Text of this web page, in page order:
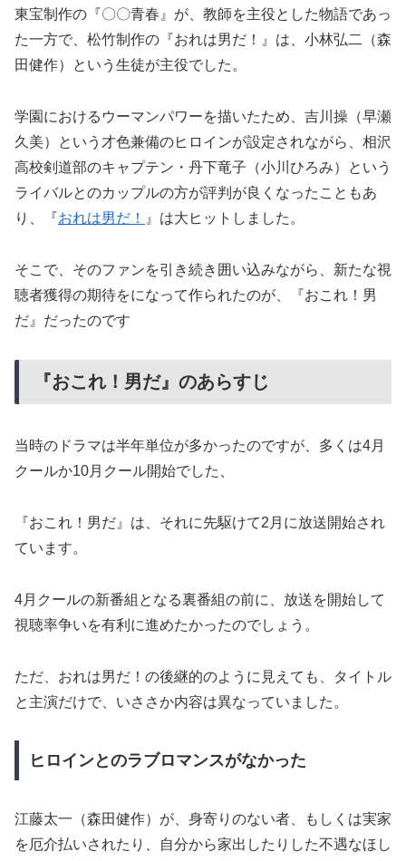
東宝制作の『〇〇青春』が、教師を主役とした物語であっ
た一方で、松竹制作の『おれは男だ！』は、小林弘二（森
田健作）という生徒が主役でした。
学園におけるウーマンパワーを描いたため、吉川操（早瀬
久美）という才色兼備のヒロインが設定されながら、相沢
高校剣道部のキャプテン・丹下竜子（小川ひろみ）という
ライバルとのカップルの方が評判が良くなったこともあ
り、『おれは男だ！ 』は大ヒットしました。
そこで、そのファンを引き続き囲い込みながら、新たな視
聴者獲得の期待をになって作られたのが、『おこれ！男
だ』だったのです
『おこれ！男だ』のあらすじ
当時のドラマは半年単位が多かったのですが、多くは4月
クールか10月クール開始でした、
『おこれ！男だ』は、それに先駆けて2月に放送開始され
ています。
4月クールの新番組となる裏番組の前に、放送を開始して
視聴率争いを有利に進めたかったのでしょう。
ただ、おれは男だ！の後継的のように見えても、タイトル
と主演だけで、いささか内容は異なっていました。
ヒロインとのラブロマンスがなかった
江藤太一（森田健作）が、身寄りのない者、もしくは実家
を厄介払いされたり、自分から家出したりした不遇なほし